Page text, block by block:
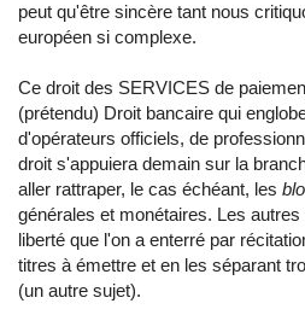
peut qu'être sincère tant nous
européen si complexe.
Ce droit des SERVICES de
(prétendu) Droit bancaire qui
d'opérateurs officiels, de
droit s'appuiera demain sur la
aller rattraper, le cas échéant, les
générales et monétaires. Les
liberté que l'on a enterré par
titres à émettre et en les séparant
(un autre sujet).